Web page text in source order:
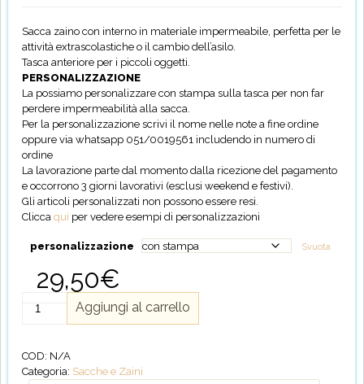
da
24,50€
Sacca zaino con interno in materiale impermeabile, perfetta per le
attività extrascolastiche o il cambio dell’asilo.
Tasca anteriore per i piccoli oggetti.
PERSONALIZZAZIONE
La possiamo personalizzare con stampa sulla tasca per non far
perdere impermeabilità alla sacca.
Per la personalizzazione scrivi il nome nelle note a fine ordine
oppure via whatsapp 051/0019561 includendo in numero di
ordine
La lavorazione parte dal momento dalla ricezione del pagamento
e occorrono 3 giorni lavorativi (esclusi weekend e festivi).
Gli articoli personalizzati non possono essere resi.
Clicca qui per vedere esempi di personalizzazioni
personalizzazione Svuota
29,50€
Zaino
-
Personalizzabile
Aggiungi al carrello
COD: N/A
Categoria: Sacche e Zaini